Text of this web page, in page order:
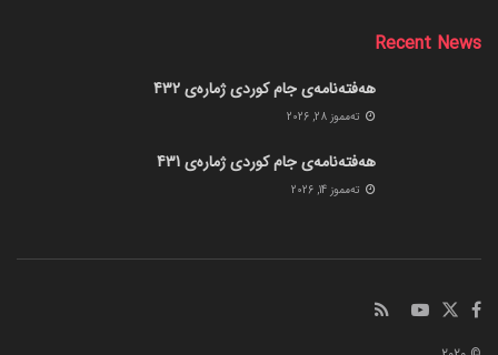
Recent News
هەفتەنامەی جام کوردی ژمارەی 432
ته‌مموز 28, 2026
هەفتەنامەی جام کوردی ژمارەی 431
ته‌مموز 14, 2026